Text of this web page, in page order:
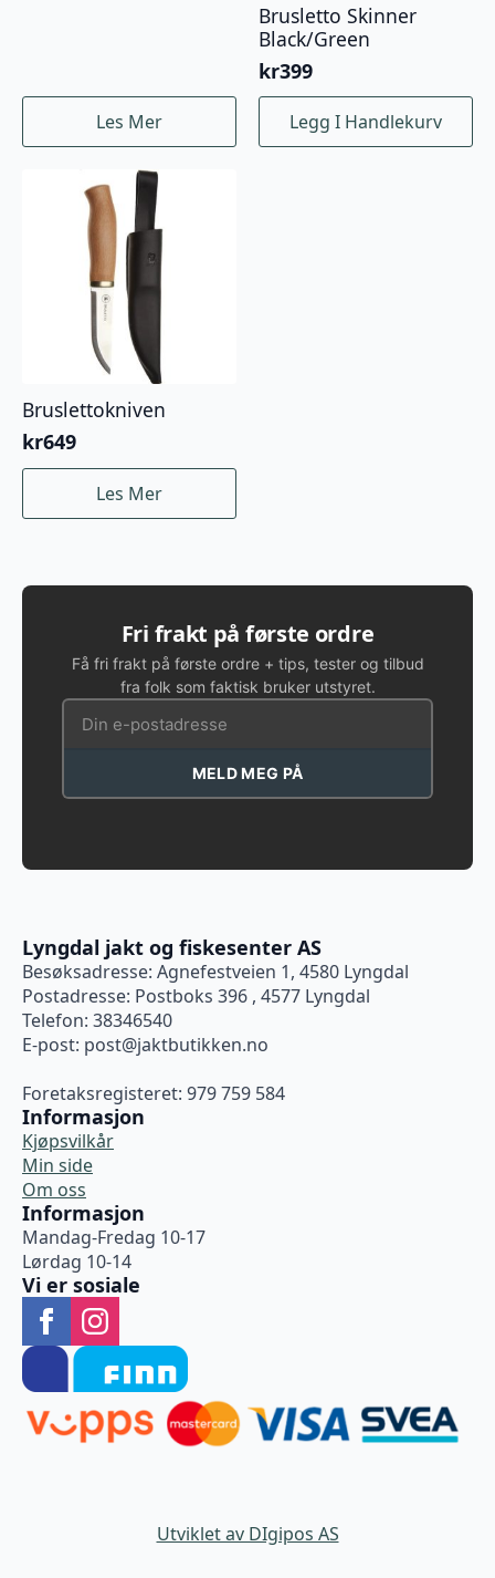
Les Mer
Brusletto Skinner
Black/Green
kr399
Legg I Handlekurv
Bruslettokniven
kr649
Les Mer
Fri frakt på første ordre
Få fri frakt på første ordre + tips, tester og tilbud
fra folk som faktisk bruker utstyret.
MELD MEG PÅ
Lyngdal jakt og fiskesenter AS
Besøksadresse: Agnefestveien 1, 4580 Lyngdal
Postadresse: Postboks 396 , 4577 Lyngdal
Telefon: 38346540
E-post: post@jaktbutikken.no
Foretaksregisteret: 979 759 584
Informasjon
Kjøpsvilkår
Min side
Om oss
Informasjon
Mandag-Fredag 10-17
Lørdag 10-14
Vi er sosiale
Utviklet av DIgipos AS